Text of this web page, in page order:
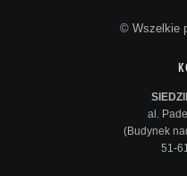
© Wszelkie
al.
(Budynek
51-